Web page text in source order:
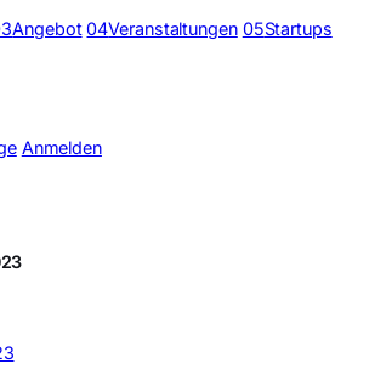
Angebot 04Veranstaltungen 05Startups
Anmelden